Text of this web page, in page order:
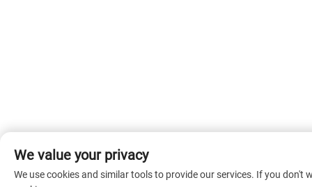
We value your privacy
We use cookies and similar tools to provide our services. If you don't